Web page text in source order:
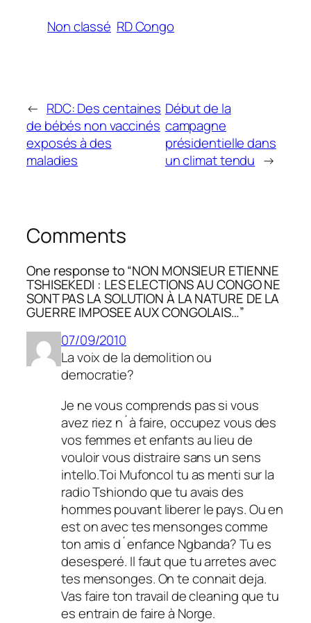
Non classé RD Congo
← RDC: Des centaines
de bébés non vaccinés
exposés à des
maladies
Début de la
campagne
présidentielle dans
un climat tendu →
Comments
One response to “NON MONSIEUR ETIENNE
TSHISEKEDI : LES ELECTIONS AU CONGO NE
SONT PAS LA SOLUTION À LA NATURE DE LA
GUERRE IMPOSEE AUX CONGOLAIS…”
07/09/2010
La voix de la demolition ou
democratie?
Je ne vous comprends pas si vous
avez riez n´à faire, occupez vous des
vos femmes et enfants au lieu de
vouloir vous distraire sans un sens
intello.Toi Mufoncol tu as menti sur la
radio Tshiondo que tu avais des
hommes pouvant liberer le pays. Ou en
est on avec tes mensonges comme
ton amis d´enfance Ngbanda? Tu es
desesperé. Il faut que tu arretes avec
tes mensonges. On te connait deja.
Vas faire ton travail de cleaning que tu
es entrain de faire à Norge.